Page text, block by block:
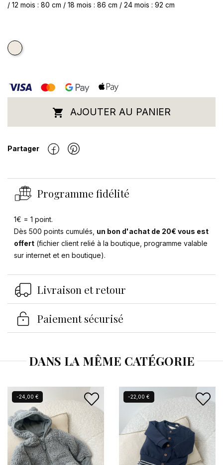
/ 12 mois : 80 cm / 18 mois : 86 cm / 24 mois : 92 cm
Ecru
 AJOUTER AU PANIER
Partager
Programme fidélité
1€ = 1 point.
Dès 500 points cumulés, un bon d'achat de 20€ vous est
offert(fichier client relié à la boutique, programme valable
sur internet et en boutique).
Livraison et retour
Paiement sécurisé
DANS LA MÊME CATÉGORIE
-24,00 € -22,00 €
Vous devez être connecté pour enregistrer des
Annuler Se connecter